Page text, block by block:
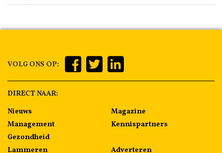
VOLG ONS OP:
DIRECT NAAR:
Nieuws
Management
Gezondheid
Lammeren
Magazine
Kennispartners
Adverteren